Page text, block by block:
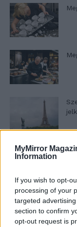
MyMirror
Information
If you wish to opt-
processing of your
targeted
section to confirm
opt-out request is